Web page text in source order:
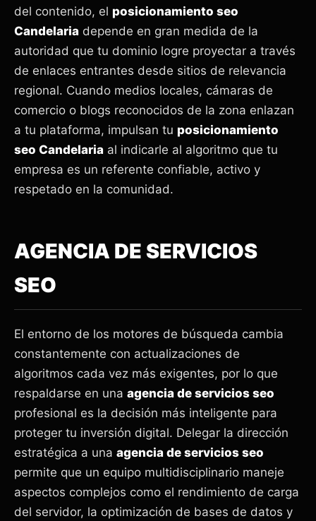
del contenido, el posicionamiento seo
Candelaria depende en gran medida de la
autoridad que tu dominio logre proyectar a través
de enlaces entrantes desde sitios de relevancia
regional. Cuando medios locales, cámaras de
comercio o blogs reconocidos de la zona enlazan
a tu plataforma, impulsan tu posicionamiento
seo Candelaria al indicarle al algoritmo que tu
empresa es un referente confiable, activo y
respetado en la comunidad.
AGENCIA DE SERVICIOS
SEO
El entorno de los motores de búsqueda cambia
constantemente con actualizaciones de
algoritmos cada vez más exigentes, por lo que
respaldarse en una agencia de servicios seo
profesional es la decisión más inteligente para
proteger tu inversión digital. Delegar la dirección
estratégica a una agencia de servicios seo
permite que un equipo multidisciplinario maneje
aspectos complejos como el rendimiento de carga
del servidor, la optimización de bases de datos y